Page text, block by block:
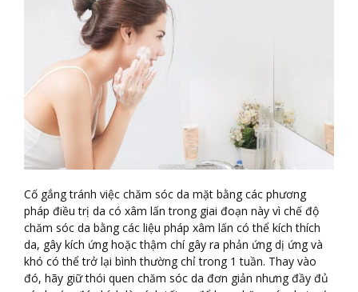
Cố gắng tránh việc chăm sóc da mặt bằng các phương
pháp điều trị da có xâm lấn trong giai đoạn này vì chế độ
chăm sóc da bằng các liệu pháp xâm lấn có thể kích thích
da, gây kích ứng hoặc thậm chí gây ra phản ứng dị ứng và
khó có thể trở lại bình thường chỉ trong 1 tuần. Thay vào
đó, hãy giữ thói quen chăm sóc da đơn giản nhưng đầy đủ